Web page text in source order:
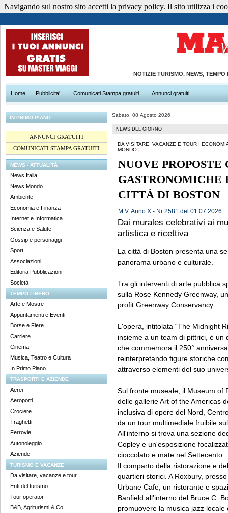
NOTIZIE TURISMO, NEWS,
Home Pubblicita' | Comunicati Stampa gratuiti | Annunci gratuiti
IN PRIMO PIANO
ANNUNCI GRATUITI
COMUNICATI STAMPA GRATUITI
NEWS - ATTUALITÀ
News Italia
News Mondo
Ambiente
Economia e Finanza
Internet e Informatica
Scienza e Salute
Gossip e personaggi
Sport
Associazioni
Editoria Pubblicazioni
Società
TEMPO LIBERO
Arte e Mostre
Appuntamenti e Eventi
Borse e Fiere
Carriere
Cinema
Musica, Teatro e Cultura
In Primo Piano
TRASPORTI E AZIENDE
Aerei
Aeroporti
Crociere
Traghetti
Ferrovie
Autonoleggio
Aziende
TURISMO E VACANZE
Da visitare, vacanze e tour
Enti del turismo
Tour operator
B&B, Agriturismi & Co.
Sabato, 08 Agosto 2026
NEWS DEL GIORNO
DA VISITARE, VACANZE E TOUR |
MONDO|
NUOVE
GASTRONOMICHE
CITTÀ DI BOSTON
M.V. Anno X - Nr 2581 del 01.07.2026
Dai murales celebrativi ai
artistica e ricettiva
La città di Boston presenta una
panorama urbano e culturale.
Tra gli interventi di arte pubblica
sulla Rose Kennedy Greenway,
profit Greenway Conservancy.
L'opera, intitolata “The Midnight
insieme a un team di pittrici, è
che commemora il 250°
reinterpretando figure storiche
attraverso elementi del suo
Sul fronte museale, il Museum of
delle gallerie Art of the Americas
inclusiva di opere del Nord,
da un tour multimediale fruibile
All'interno si trova una sezione
Copley e un'esposizione
cioccolato e mate nel Settecento.
Il comparto della ristorazione e
quartieri storici. A Roxbury,
Urbane Cafe, un ristorante e
Banfield all'interno del Bruce C.
promuovere la musica jazz
Navigando sul nostro sito accetti la privacy policy. Il sito utilizza i